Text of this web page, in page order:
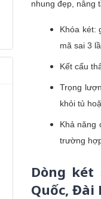
nhung đẹp, nâng
Khóa két:
mã sai 3
Kết cấu
Trọng
khỏi tủ
Khả năng
trường
Dòng
Quốc, Đài